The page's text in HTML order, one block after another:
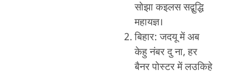
सोझा कइलस सद्बुद्धि
महायज्ञ।
बिहार: जदयू में अब
केहु नंबर दु ना, हर
बैनर पोस्टर में लउकिहे